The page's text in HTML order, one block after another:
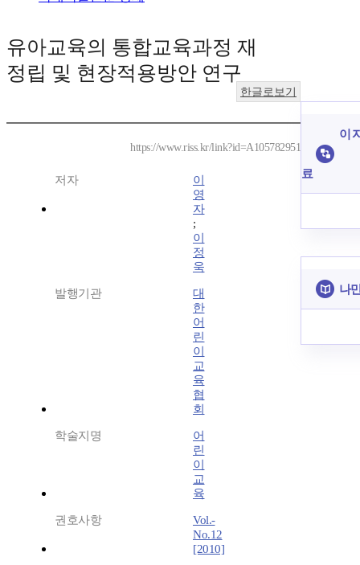
유아교육의 통합교육과정 재
정립 및 현장적용방안 연구
한글로보기
https://www.riss.kr/link?id=A105782951
저자
이
영
자
;
이
정
욱
발행기관
대
한
어
린
이
교
육
협
회
학술지명
어
린
이
교
육
권호사항
Vol.-
No.12
[2010]
이
료
나